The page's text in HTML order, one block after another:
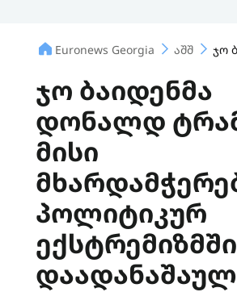
Euronews Georgia აშშ ჯო
ჯო ბაიდენმა
დონალდ
მისი
პოლიტიკურ
ექსტრემიზმში